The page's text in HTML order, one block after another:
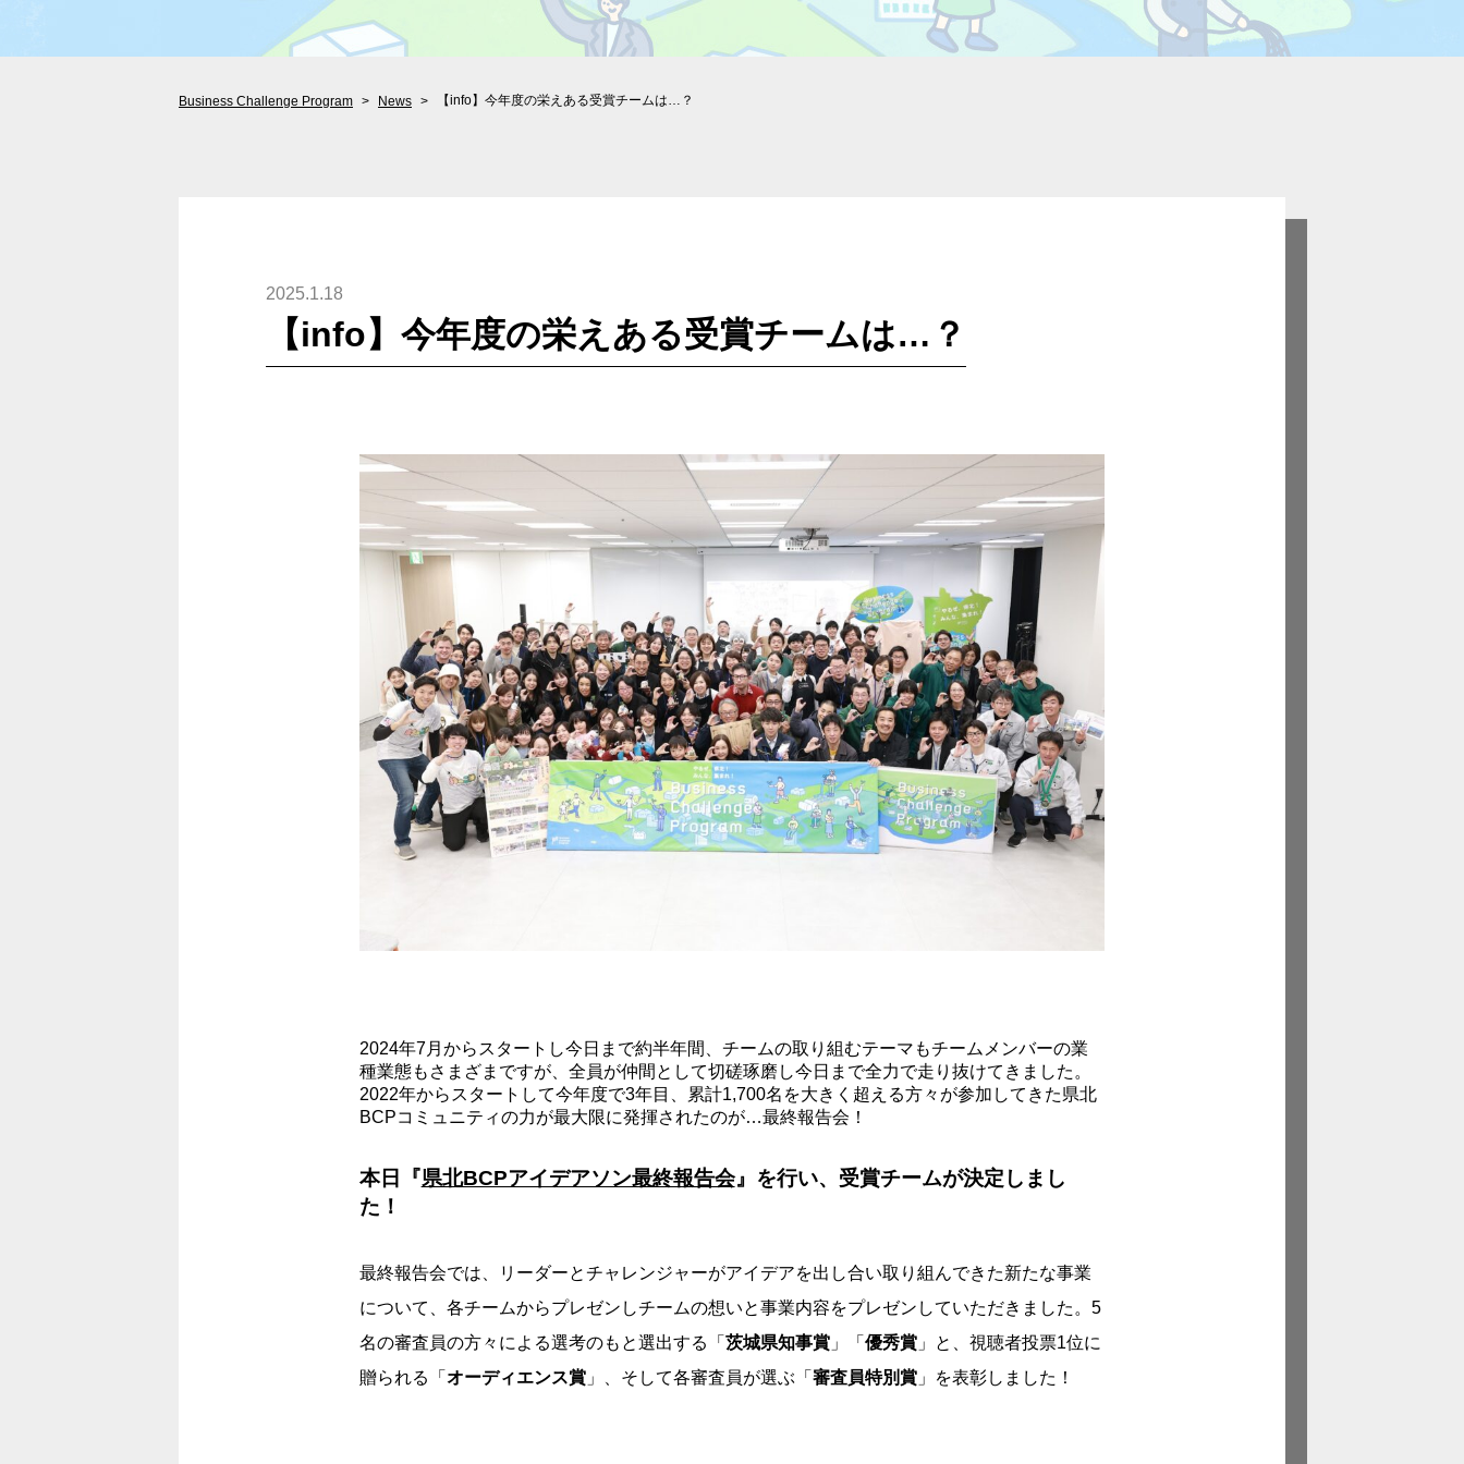
Business Challenge Program News 【info】今年度の栄えある受賞チームは…？
2025.1.18
【info】今年度の栄えある受賞チームは…？
2024年7月からスタートし今日まで約半年間、チームの取り組むテーマもチームメンバーの業
種業態もさまざまですが、全員が仲間として切磋琢磨し今日まで全力で走り抜けてきました。
2022年からスタートして今年度で3年目、累計1,700名を大きく超える方々が参加してきた県北
BCPコミュニティの力が最大限に発揮されたのが…最終報告会！
本日『県北BCPアイデアソン最終報告会』を行い、受賞チームが決定しまし
た！
最終報告会では、リーダーとチャレンジャーがアイデアを出し合い取り組んできた新たな事業
について、各チームからプレゼンしチームの想いと事業内容をプレゼンしていただきました。5
名の審査員の方々による選考のもと選出する「 茨城県知事賞」「 優秀賞」と、視聴者投票1位に
贈られる「 オーディエンス賞」、そして各審査員が選ぶ「 審査員特別賞」を表彰しました！